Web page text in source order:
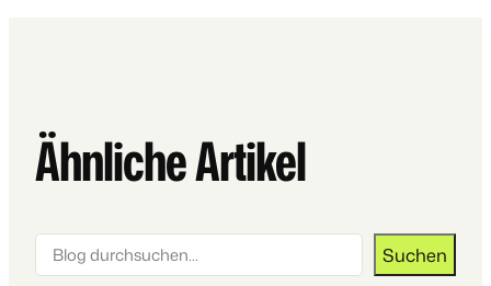
Ähnliche Artikel
Suchen Suchen